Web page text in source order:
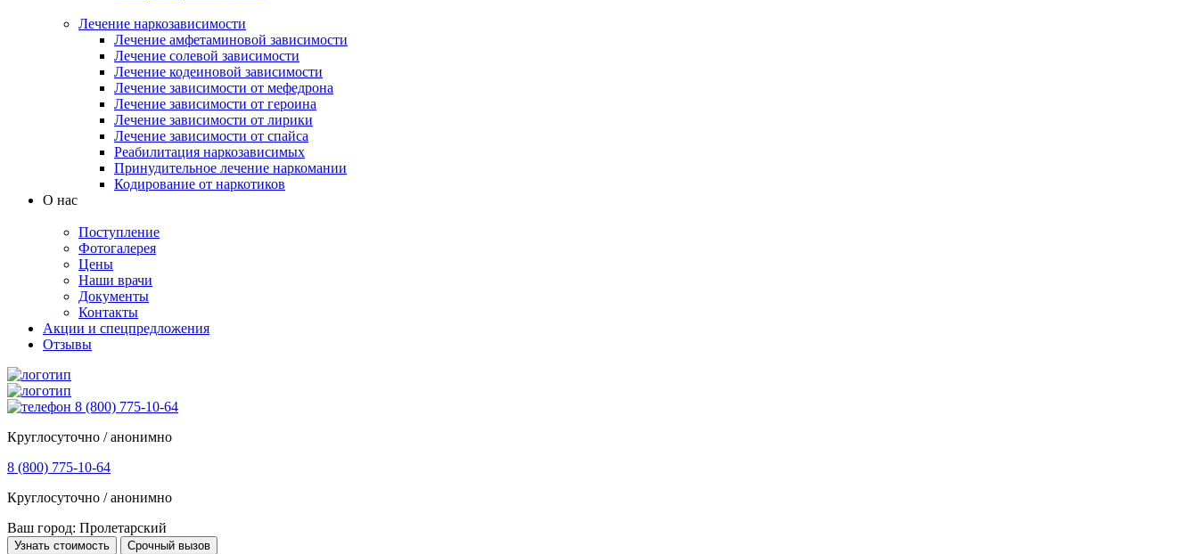
Лечение наркозависимости
Лечение амфетаминовой зависимости
Лечение солевой зависимости
Лечение кодеиновой зависимости
Лечение зависимости от мефедрона
Лечение зависимости от героина
Лечение зависимости от лирики
Лечение зависимости от спайса
Реабилитация наркозависимых
Принудительное лечение наркомании
Кодирование от наркотиков
О нас
Поступление
Фотогалерея
Цены
Наши врачи
Документы
Контакты
Акции и спецпредложения
Отзывы
8 (800) 775-10-64
Круглосуточно / анонимно
8 (800) 775-10-64
Круглосуточно / анонимно
Ваш город: Пролетарский
Узнать стоимость Срочный вызов